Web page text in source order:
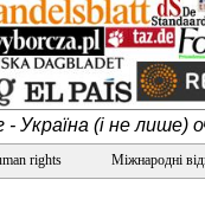
Україна (і не лише)
rights Міжнародні